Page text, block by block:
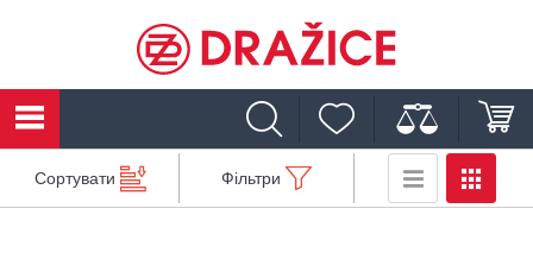
Сортувати Фільтри